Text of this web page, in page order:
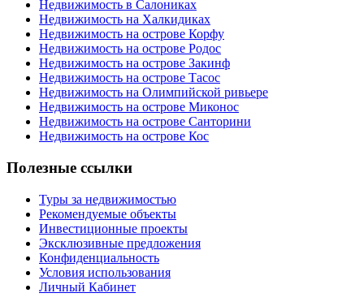
Недвижимость в Салониках
Недвижимость на Халкидиках
Недвижимость на острове Корфу
Недвижимость на острове Родос
Недвижимость на острове Закинф
Недвижимость на острове Тасос
Недвижимость на Олимпийской ривьере
Недвижимость на острове Миконос
Недвижимость на острове Санторини
Недвижимость на острове Кос
Полезные ссылки
Туры за недвижимостью
Рекомендуемые объекты
Инвестиционные проекты
Эксклюзивные предложения
Конфиденциальность
Условия использования
Личный Кабинет